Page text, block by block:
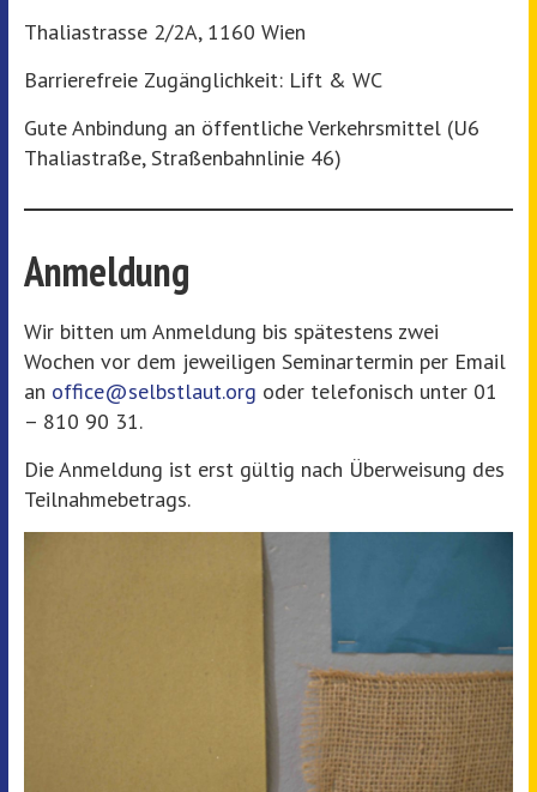
Thaliastrasse 2/2A, 1160 Wien
Barrierefreie Zugänglichkeit: Lift & WC
Gute Anbindung an öffentliche Verkehrsmittel (U6
Thaliastraße, Straßenbahnlinie 46)
Anmeldung
Wir bitten um Anmeldung bis spätestens zwei
Wochen vor dem jeweiligen Seminartermin per Email
an office@selbstlaut.org oder telefonisch unter 01
– 810 90 31.
Die Anmeldung ist erst gültig nach Überweisung des
Teilnahmebetrags.